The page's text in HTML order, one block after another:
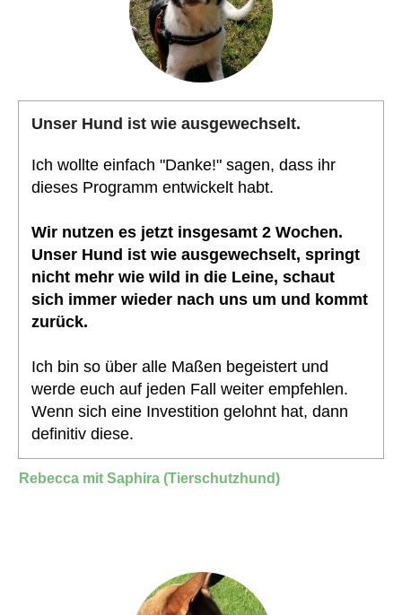
Unser Hund ist wie ausgewechselt.
Ich wollte einfach "Danke!" sagen, dass ihr
dieses Programm entwickelt habt.
Wir nutzen es jetzt insgesamt 2 Wochen.
Unser Hund ist wie ausgewechselt, springt
nicht mehr wie wild in die Leine, schaut
sich immer wieder nach uns um und kommt
zurück.
Ich bin so über alle Maßen begeistert und
werde euch auf jeden Fall weiter empfehlen.
Wenn sich eine Investition gelohnt hat, dann
definitiv diese.
Rebecca mit Saphira (Tierschutzhund)